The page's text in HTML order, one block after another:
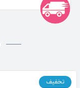
تخفیف